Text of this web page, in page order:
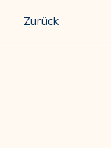
Zurück